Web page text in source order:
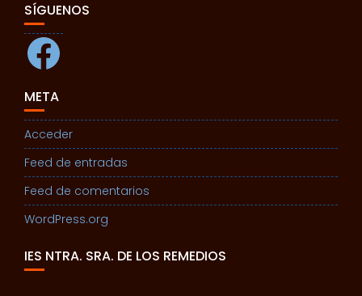
SÍGUENOS
Facebook
META
Acceder
Feed de entradas
Feed de comentarios
WordPress.org
IES NTRA. SRA. DE LOS REMEDIOS